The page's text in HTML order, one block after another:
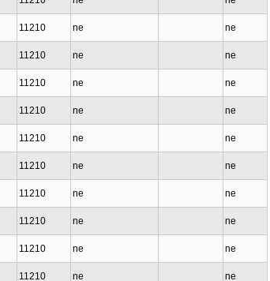
11210 ne ne
11210 ne ne
11210 ne ne
11210 ne ne
11210 ne ne
11210 ne ne
11210 ne ne
11210 ne ne
11210 ne ne
11210 ne ne